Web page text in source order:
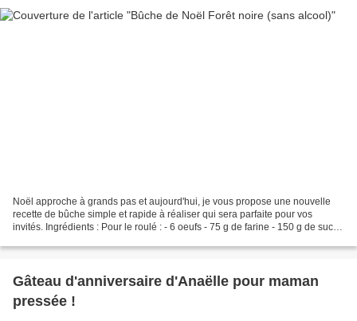
Noël approche à grands pas et aujourd'hui, je vous propose une nouvelle
recette de bûche simple et rapide à réaliser qui sera parfaite pour vos
invités. Ingrédients : Pour le roulé : - 6 oeufs - 75 g de farine - 150 g de sucre
Gâteau d'anniversaire d'Anaëlle pour maman
pressée !